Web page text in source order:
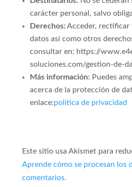
carácter personal, salvo
Derechos: Acceder, rectificar
datos así como otros
consultar en: https://
soluciones.com/gestion-de-
Más información: Puedes
acerca de la protección de
enlace:política de privacidad
Este sitio usa Akismet para
Aprende cómo se procesan los
comentarios.